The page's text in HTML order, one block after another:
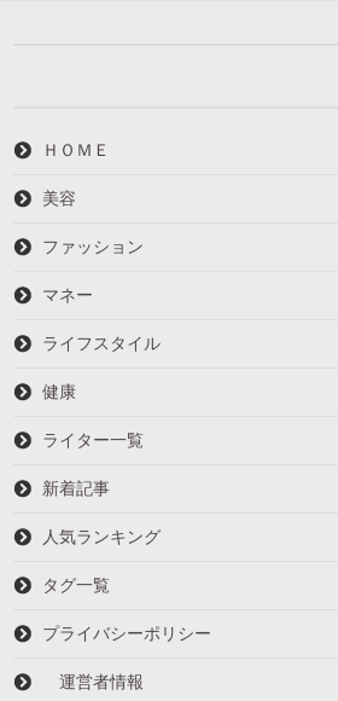
ＨＯＭＥ
美容
ファッション
マネー
ライフスタイル
健康
ライター一覧
新着記事
人気ランキング
タグ一覧
プライバシーポリシー
運営者情報